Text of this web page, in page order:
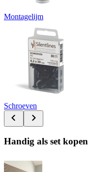
Montagelijm
Schroeven
Handig als set kopen